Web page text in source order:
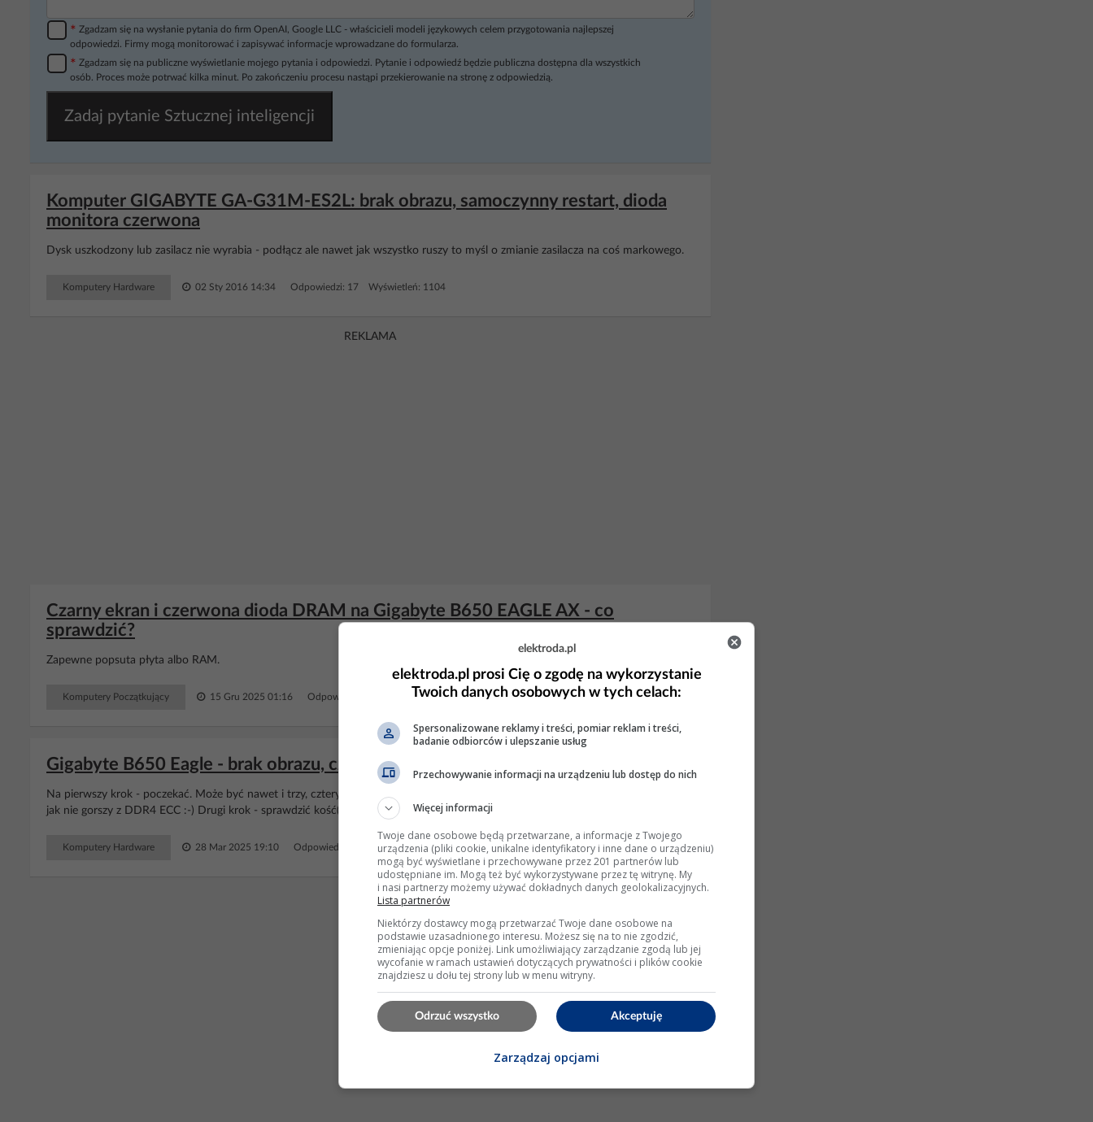
* Zgadzam się na wysłanie pytania do firm OpenAI, Google LLC - właścicieli modeli językowych celem przygotowania najlepszej
odpowiedzi. Firmy mogą monitorować i zapisywać informacje wprowadzane do formularza.
* Zgadzam się na publiczne wyświetlanie mojego pytania i odpowiedzi. Pytanie i odpowiedź będzie publiczna dostępna dla wszystkich
osób. Proces może potrwać kilka minut. Po zakończeniu procesu nastąpi przekierowanie na stronę z odpowiedzią.
Zadaj pytanie Sztucznej inteligencji
Komputer GIGABYTE GA-G31M-ES2L: brak obrazu, samoczynny restart, dioda
monitora czerwona
Dysk uszkodzony lub zasilacz nie wyrabia - podłącz ale nawet jak wszystko ruszy to myśl o zmianie zasilacza na coś markowego.
Komputery Hardware 02 Sty 2016 14:34 Odpowiedzi: 17 Wyświetleń: 1104
REKLAMA
Czarny ekran i czerwona dioda DRAM na Gigabyte B650 EAGLE AX - co
sprawdzić?
Zapewne popsuta płyta albo RAM.
Komputery Początkujący 15 Gru 2025 01:16 Odpowiedzi: 4 Wyświetleń: 837
Gigabyte B650 Eagle - brak obrazu, czerwona dioda DRAM
Na pierwszy krok - poczekać. Może być nawet i trzy, cztery minuty. Memory test na DDR5 jest nieziemsko długi, porównywalny
jak nie gorszy z DDR4 ECC :-) Drugi krok - sprawdzić kość(/kości?) w innej płycie. Trzeci krok - sprawdzić inne kości.
Komputery Hardware 28 Mar 2025 19:10 Odpowiedzi: 5 Wyświetleń: 1083
REKLAMA
elektroda.pl
elektroda.pl prosi Cię o zgodę na wykorzystanie
Twoich danych osobowych w tych celach:
Spersonalizowane reklamy i treści, pomiar reklam i treści,
badanie odbiorców i ulepszanie usług
Przechowywanie informacji na urządzeniu lub dostęp do nich
Więcej informacji
Twoje dane osobowe będą przetwarzane, a informacje z Twojego
urządzenia (pliki cookie, unikalne identyfikatory i inne dane o urządzeniu)
mogą być wyświetlane i przechowywane przez 201 partnerów lub
udostępniane im. Mogą też być wykorzystywane przez tę witrynę. My
i nasi partnerzy możemy używać dokładnych danych geolokalizacyjnych.
Lista partnerów
Niektórzy dostawcy mogą przetwarzać Twoje dane osobowe na
podstawie uzasadnionego interesu. Możesz się na to nie zgodzić,
zmieniając opcje poniżej. Link umożliwiający zarządzanie zgodą lub jej
wycofanie w ramach ustawień dotyczących prywatności i plików cookie
znajdziesz u dołu tej strony lub w menu witryny.
Akceptuję
Odrzuć wszystko
Zarządzaj opcjami